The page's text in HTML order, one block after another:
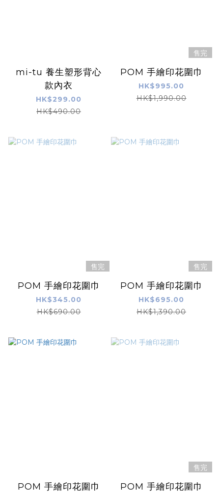
mi-tu 養生塑形背心
款內衣
HK$299.00
HK$490.00
售完
POM 手繪印花圍巾
HK$995.00
HK$1,990.00
售完
POM 手繪印花圍巾
HK$345.00
HK$690.00
售完
POM 手繪印花圍巾
HK$695.00
HK$1,390.00
POM 手繪印花圍巾
售完
POM 手繪印花圍巾